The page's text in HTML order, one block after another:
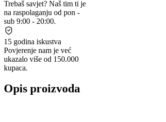
Trebaš savjet? Naš tim ti je
na raspolaganju od pon -
sub 9:00 - 20:00.
15 godina iskustva
Povjerenje nam je već
ukazalo više od 150.000
kupaca.
Opis proizvoda